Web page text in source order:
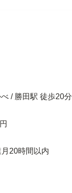
/ 勝田駅 徒歩20分
20時間以内